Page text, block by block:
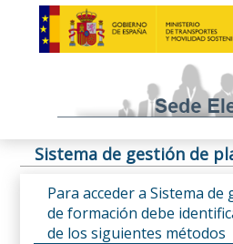
Sistema de gestión de
Para acceder a Sistema
de formación debe
de los siguientes métodos